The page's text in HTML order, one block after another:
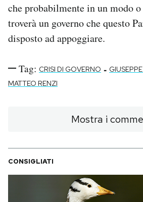
che probabilmente in un modo
troverà un governo che questo
disposto ad appoggiare.
Tag: CRISI DI GOVERNO -
MATTEO RENZI
Mostra i
CONSIGLIATI